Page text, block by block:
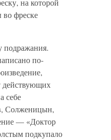
на которой
фреске
подражания.
по-
действующих
себе
Солженицын,
— «Доктор
подкупало